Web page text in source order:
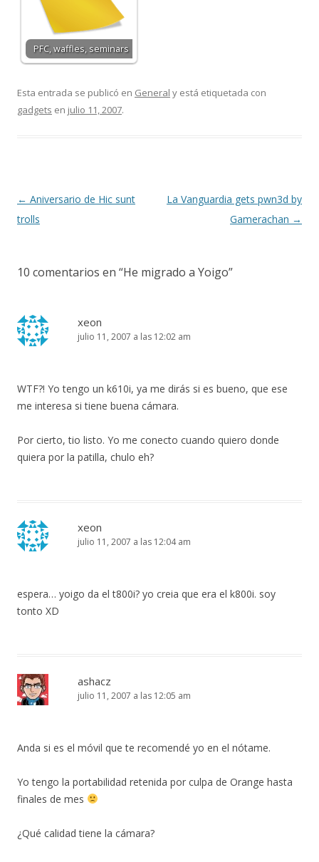
PFC, waffles, seminars
Esta entrada se publicó en General y está etiquetada con
gadgets en julio 11, 2007.
Navegación
de
← Aniversario de Hic sunt
trolls
La Vanguardia gets pwn3d by
Gamerachan →
10 comentarios en “He migrado a Yoigo”
xeon
julio 11, 2007 a las 12:02 am
WTF?! Yo tengo un k610i, ya me dirás si es bueno, que ese
me interesa si tiene buena cámara.
Por cierto, tio listo. Yo me conecto cuando quiero donde
quiera por la patilla, chulo eh?
xeon
julio 11, 2007 a las 12:04 am
espera… yoigo da el t800i? yo creia que era el k800i. soy
tonto XD
ashacz
julio 11, 2007 a las 12:05 am
Anda si es el móvil que te recomendé yo en el nótame.
Yo tengo la portabilidad retenida por culpa de Orange hasta
finales de mes
¿Qué calidad tiene la cámara?